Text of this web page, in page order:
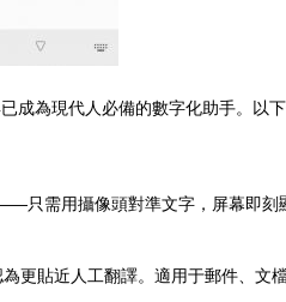
成為現代人必備的數字化助手。以
只需用攝像頭對準文字，屏幕即刻
更貼近人工翻譯。適用于郵件、文